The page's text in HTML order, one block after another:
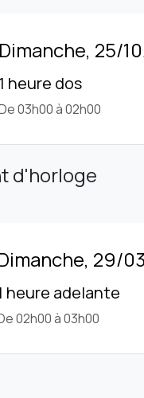
Dimanche, 25/
1 heure dos
03h00 à 02h00
d'horloge
29/
heure adelante
02h00 à 03h00